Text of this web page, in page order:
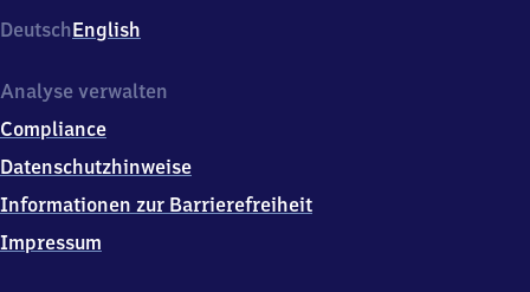
Dr.
C.-
Str.
4
4
7
9
Bochum
DeutschEnglish
Analyse verwalten
Compliance
Datenschutzhinweise
Informationen zur Barrierefreiheit
Impressum